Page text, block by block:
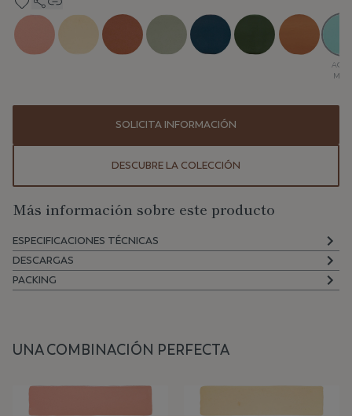
SOLICITA INFORMACIÓN
DESCUBRE LA COLECCIÓN
Más información sobre este producto
ESPECIFICACIONES TÉCNICAS
DESCARGAS
PACKING
UNA COMBINACIÓN PERFECTA